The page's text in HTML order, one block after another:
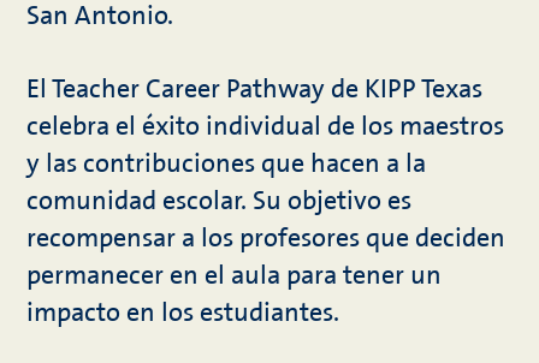
San Antonio.
El Teacher Career Pathway de KIPP Texas
celebra el éxito individual de los maestros
y las contribuciones que hacen a la
comunidad escolar. Su objetivo es
recompensar a los profesores que deciden
permanecer en el aula para tener un
impacto en los estudiantes.